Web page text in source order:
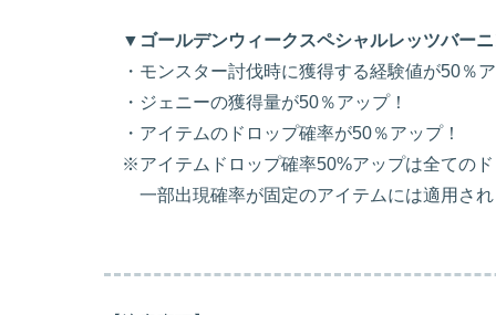
▼ゴールデンウィークスペシャルレッツバーニ
・モンスター討伐時に獲得する経験値が50％
・ジェニーの獲得量が50％アップ！
・アイテムのドロップ確率が50％アップ！
※アイテムドロップ確率50%アップは全ての
一部出現確率が固定のアイテムには適用され